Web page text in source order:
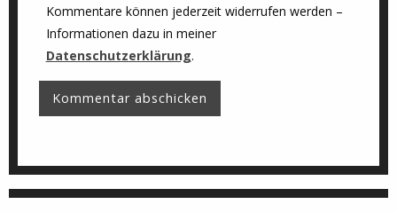
Kommentare können jederzeit widerrufen werden –
Informationen dazu in meiner
Datenschutzerklärung.